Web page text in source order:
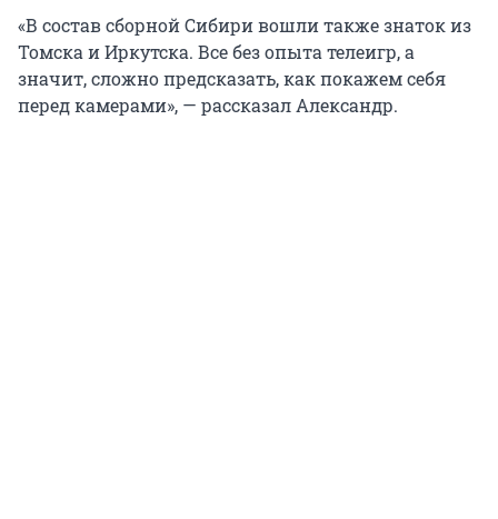
«В состав сборной Сибири вошли также знаток из
Томска и Иркутска. Все без опыта телеигр, а
значит, сложно предсказать, как покажем себя
перед камерами», — рассказал Александр.